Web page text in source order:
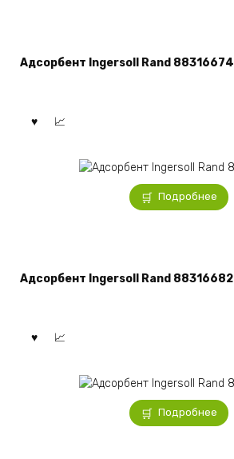
Адсорбент Ingersoll Rand 88316674
Подробнее
Адсорбент Ingersoll Rand 88316682
Подробнее